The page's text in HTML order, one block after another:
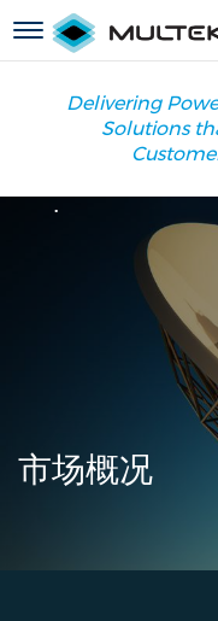
转
到
Toggle
navigation
Delivering
Solutions
.
市场概况